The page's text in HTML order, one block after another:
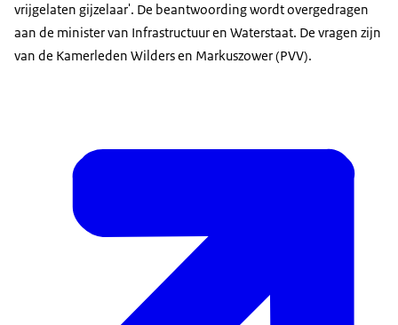
vrijgelaten gijzelaar'. De beantwoording wordt overgedragen
aan de minister van Infrastructuur en Waterstaat. De vragen zijn
van de Kamerleden Wilders en Markuszower (PVV).